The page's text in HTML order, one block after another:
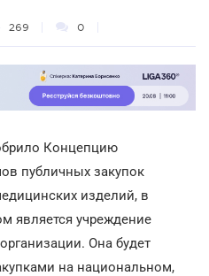
269 0
Концепцию
публичных закупок
изделий, в
является учреждение
Она будет
на национальном,